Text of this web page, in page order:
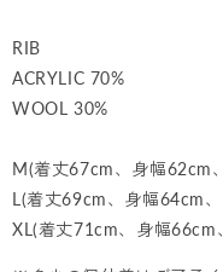
RIB
ACRYLIC 70%
WOOL 30%
M(着丈67cm、身幅62cm
L(着丈69cm、身幅64cm
XL(着丈71cm、身幅